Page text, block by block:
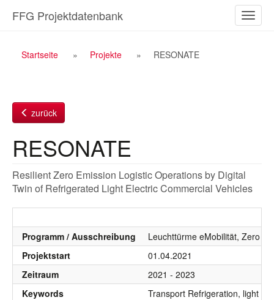
Inhalt
ein-/
FFG Projektdatenbank
Breadcrumb
Startseite Projekte RESONATE
zurück
RESONATE
Resilient Zero Emission Logistic Operations by Digital
Twin of Refrigerated Light Electric Commercial Vehicles
Programm / Ausschreibung
Leuchttürme eMobilität, Zero
Projektstart
01.04.2021
Zeitraum
2021 - 2023
Keywords
Transport Refrigeration, light